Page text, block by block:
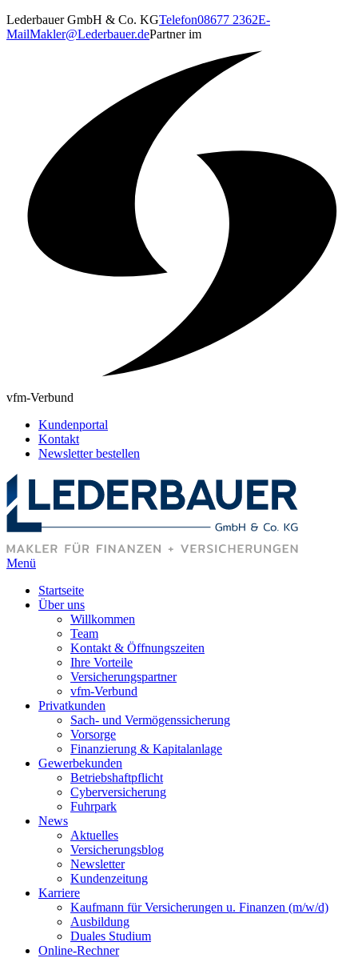
Lederbauer GmbH & Co. KGTelefon08677 2362E-
MailMakler@Lederbauer.dePartner im
vfm-Verbund
Kundenportal
Kontakt
Newsletter bestellen
Menü
Startseite
Über uns
Willkommen
Team
Kontakt & Öffnungszeiten
Ihre Vorteile
Versicherungspartner
vfm-Verbund
Privatkunden
Sach- und Vermögenssicherung
Vorsorge
Finanzierung & Kapitalanlage
Gewerbekunden
Betriebshaftpflicht
Cyberversicherung
Fuhrpark
News
Aktuelles
Versicherungsblog
Newsletter
Kundenzeitung
Karriere
Kaufmann für Versicherungen u. Finanzen (m/w/d)
Ausbildung
Duales Studium
Online-Rechner